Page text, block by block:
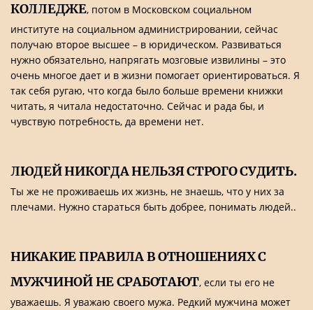
КОЛЛЕДЖЕ, потом в Московском социальном
институте на социальном администрировании, сейчас
получаю второе высшее – в юридическом. Развиваться
нужно обязательно, напрягать мозговые извилины – это
очень многое дает и в жизни помогает ориентироваться. Я
так себя ругаю, что когда было больше времени книжки
читать, я читала недостаточно. Сейчас и рада бы, и
чувствую потребность, да времени нет.
ЛЮДЕЙ НИКОГДА НЕЛЬЗЯ СТРОГО СУДИТЬ.
Ты же не проживаешь их жизнь, не знаешь, что у них за
плечами. Нужно стараться быть добрее, понимать людей..
НИКАКИЕ ПРАВИЛА В ОТНОШЕНИЯХ С
МУЖЧИНОЙ НЕ СРАБОТАЮТ, если ты его не
уважаешь. Я уважаю своего мужа. Редкий мужчина может